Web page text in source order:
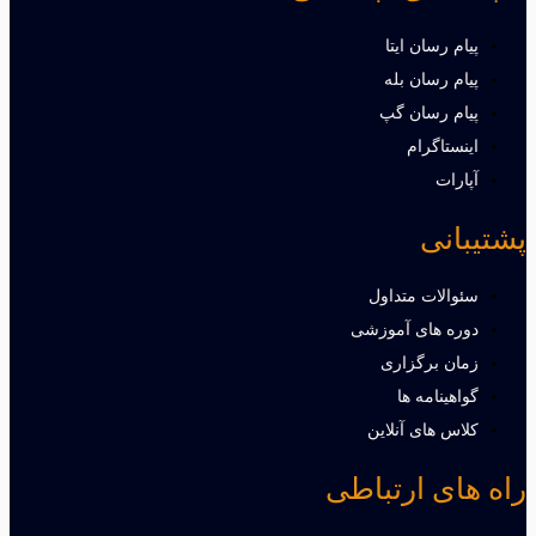
پیام رسان ایتا
پیام رسان بله
پیام رسان گپ
اینستاگرام
آپارات
پشتیبانی
سئوالات متداول
دوره های آموزشی
زمان برگزاری
گواهینامه ها
کلاس های آنلاین
راه های ارتباطی